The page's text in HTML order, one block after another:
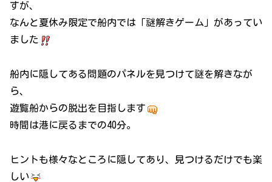
すが、
なんと夏休み限定で船内では「謎解きゲーム」があってい
ました
船内に隠してある問題のパネルを見つけて謎を解きなが
ら、
遊覧船からの脱出を目指します
時間は港に戻るまでの40分。
ヒントも様々なところに隠してあり、見つけるだけでも楽
しい